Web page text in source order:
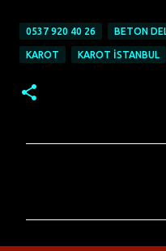
0537 920 40 26 BETON
KAROT KAROT İSTANBUL